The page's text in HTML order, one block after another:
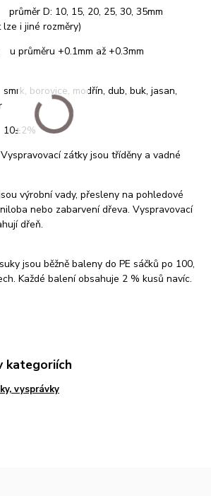
D: 10, 15, 20, 25, 30, 35mm
i jiné rozměry)
průměru +0.1mm až +0.3mm
modřín, dub, buk, jasan,
zátky jsou tříděny a vadné
výrobní vady, přesleny na pohledové
nebo zabarvení dřeva. Vyspravovací
dřeň.
jsou běžně baleny do PE sáčků po 100,
Každé balení obsahuje 2 % kusů navíc.
kategoriích
vysprávky